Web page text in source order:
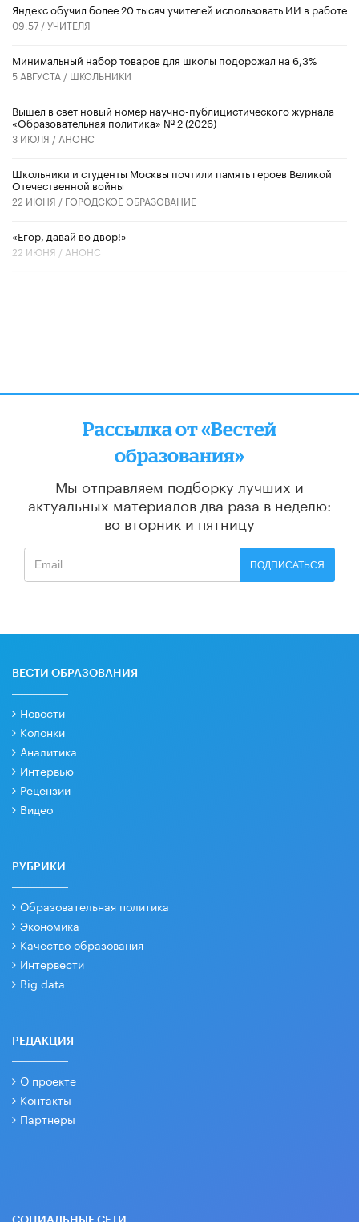
​Яндекс обучил более 20 тысяч учителей использовать ИИ в работе
09:57 /УЧИТЕЛЯ
Минимальный набор товаров для школы подорожал на 6,3%
5 АВГУСТА / ШКОЛЬНИКИ
Вышел в свет новый номер научно-публицистического журнала
«Образовательная политика» № 2 (2026)
3 ИЮЛЯ / АНОНС
Школьники и студенты Москвы почтили память героев Великой
Отечественной войны
22 ИЮНЯ / ГОРОДСКОЕ ОБРАЗОВАНИЕ
«Егор, давай во двор!»
22 ИЮНЯ / АНОНС
Рассылка от «Вестей
образования»
Мы отправляем подборку лучших и
актуальных материалов два раза в неделю:
во вторник и пятницу
ПОДПИСАТЬСЯ
ВЕСТИ ОБРАЗОВАНИЯ
Новости
Колонки
Аналитика
Интервью
Рецензии
Видео
РУБРИКИ
Образовательная политика
Экономика
Качество образования
Интервести
Big data
РЕДАКЦИЯ
О проекте
Контакты
Партнеры